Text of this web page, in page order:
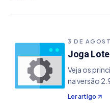
3 DE
Joga
Veja os
na versão
Profissional.
Ler artigo